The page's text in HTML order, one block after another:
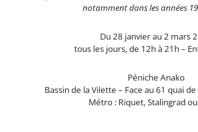
notamment dans les années
Du 28 janvier au 2 mars
tous les jours, de 12h à 21h –
Péniche Anako
Bassin de la Vilette – Face au 61 quai
Métro : Riquet, Stalingrad